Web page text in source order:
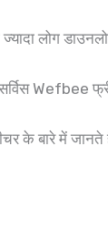
लोग
Wefbee फ्री
के बारे में जानते